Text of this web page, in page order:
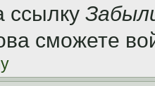
ссылку
сможете